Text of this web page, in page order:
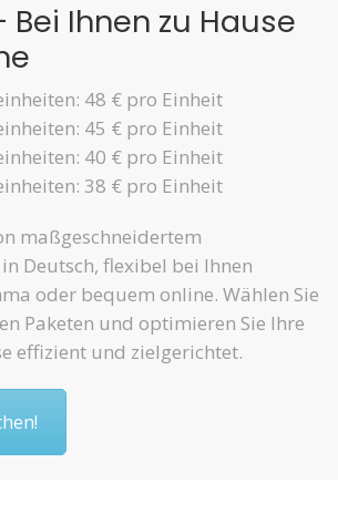
Bei Ihnen zu Hause
48 € pro Einheit
45 € pro Einheit
40 € pro Einheit
38 € pro Einheit
maßgeschneidertem
Deutsch, flexibel bei Ihnen
oder bequem online. Wählen Sie
Paketen und optimieren Sie Ihre
effizient und zielgerichtet.